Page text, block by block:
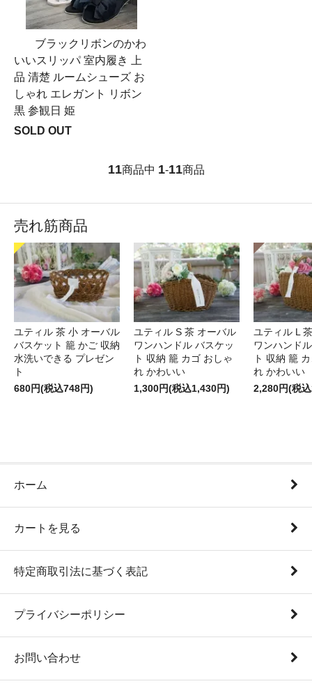
ブラックリボンのかわ
いいスリッパ 室内履き 上
品 清楚 ルームシューズ お
しゃれ エレガント リボン
黒 参観日 姫
SOLD OUT
11商品中 1-11商品
売れ筋商品
ユティル 茶 小 オーバル
バスケット 籠 かご 収納
水洗いできる プレゼン
ト
680円(税込748円)
ユティル S 茶 オーバル
ワンハンドル バスケッ
ト 収納 籠 カゴ おしゃ
れ かわいい
1,300円(税込1,430円)
ユティル L
ワンハンド
ト 収納 籠
れ かわいい
2,280円(税
ホーム
カートを見る
特定商取引法に基づく表記
プライバシーポリシー
お問い合わせ